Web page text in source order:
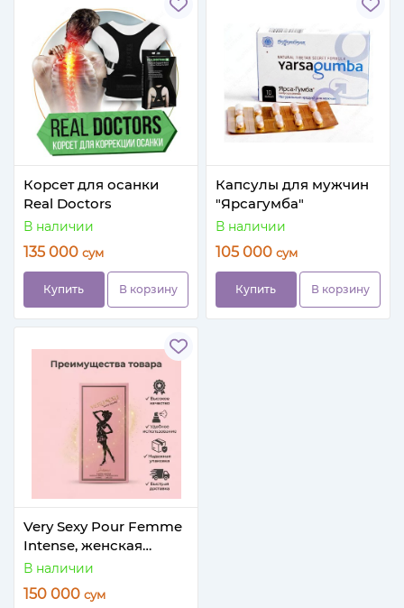
Корсет для осанки
Real Doctors
В наличии
135 000 сум
Купить В корзину
Капсулы для мужчин
"Ярсагумба"
В наличии
105 000 сум
Купить В корзину
Very Sexy Pour Femme
Intense, женская
парфюмерная вода
В наличии
150 000 сум